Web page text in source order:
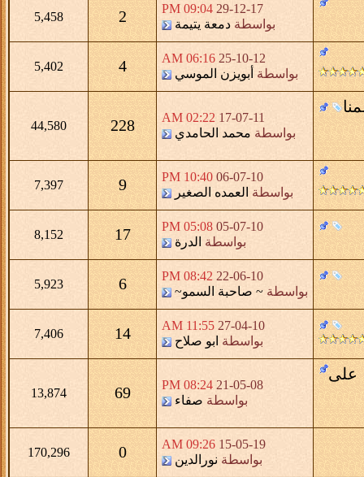
29-12-17
09:04 PM
بواسطة دمعة يتيمة 2
5,458
25-10-12
06:16 AM
بواسطة أبويزن الموسي 4
5,402
17-07-11
02:22 AM
بواسطة محمد الحامدي 228
44,580
06-07-10
10:40 PM
بواسطة العمده الصغير 9
7,397
05-07-10
05:08 PM
بواسطة الدرة 17
8,152
22-06-10
08:42 PM
بواسطة ~ صاحبة السمو~ 6
5,923
27-04-10
11:55 AM
بواسطة ابو صلاح 14
7,406
على
21-05-08
08:24 PM
بواسطة صفاء 69
13,874
15-05-19
09:26 AM
بواسطة نورالدين 0
170,296